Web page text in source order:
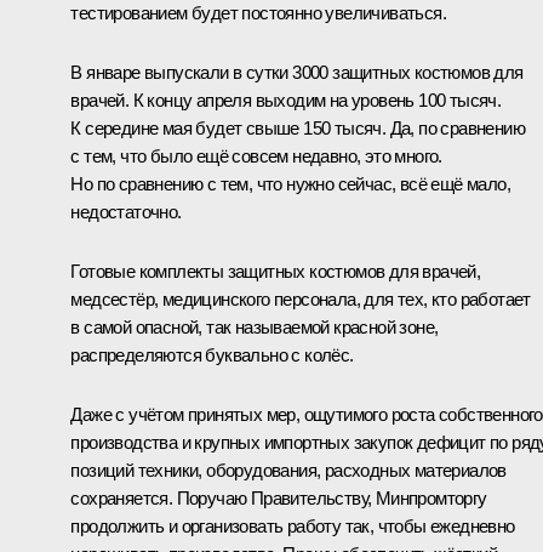
тестированием будет постоянно увеличиваться.
В январе выпускали в сутки 3000 защитных костюмов для
врачей. К концу апреля выходим на уровень 100 тысяч.
К середине мая будет свыше 150 тысяч. Да, по сравнению
с тем, что было ещё совсем недавно, это много.
Но по сравнению с тем, что нужно сейчас, всё ещё мало,
недостаточно.
Готовые комплекты защитных костюмов для врачей,
медсестёр, медицинского персонала, для тех, кто работает
в самой опасной, так называемой красной зоне,
распределяются буквально с колёс.
Даже с учётом принятых мер, ощутимого роста собственного
производства и крупных импортных закупок дефицит по
позиций техники, оборудования, расходных материалов
сохраняется. Поручаю Правительству, Минпромторгу
продолжить и организовать работу так, чтобы ежедневно